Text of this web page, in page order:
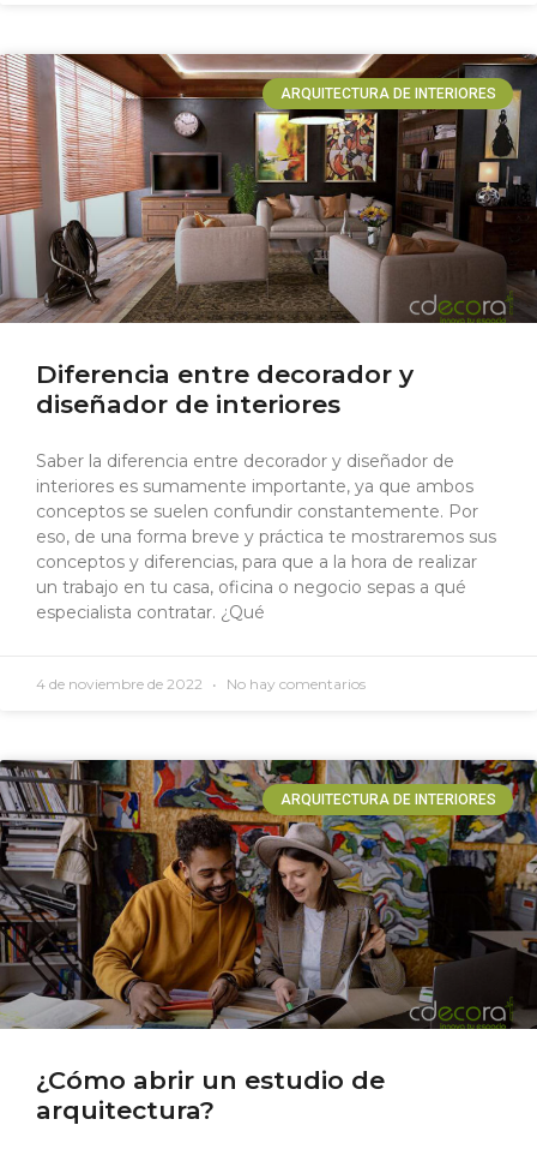
ARQUITECTURA DE INTERIORES
Diferencia entre decorador y
diseñador de interiores
Saber la diferencia entre decorador y diseñador de
interiores es sumamente importante, ya que ambos
conceptos se suelen confundir constantemente. Por
eso, de una forma breve y práctica te mostraremos sus
conceptos y diferencias, para que a la hora de realizar
un trabajo en tu casa, oficina o negocio sepas a qué
especialista contratar. ¿Qué
4 de noviembre de 2022 No hay comentarios
ARQUITECTURA DE INTERIORES
¿Cómo abrir un estudio de
arquitectura?